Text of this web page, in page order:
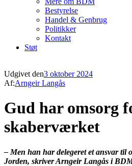
Bestyrelse
Handel & Genbrug
Politikker
Kontakt
Støt
Udgivet den3 oktober 2024
Af:Arngeir Langås
Gud har omsorg
skaberværket
– Men han har delegeret et ansvar til
Jorden, skriver Arngeir Langås i